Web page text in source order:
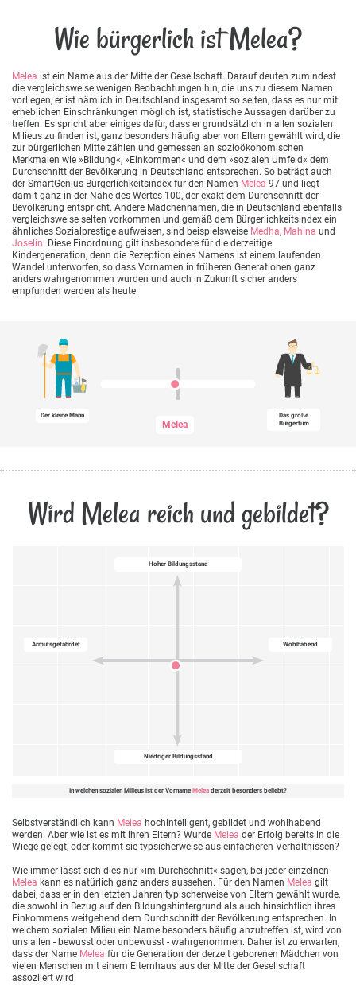
Wie bürgerlich ist Melea?
Melea ist ein Name aus der Mitte der Gesellschaft. Darauf deuten zumindest
die vergleichsweise wenigen Beobachtungen hin, die uns zu diesem Namen
vorliegen, er ist nämlich in Deutschland insgesamt so selten, dass es nur mit
erheblichen Einschränkungen möglich ist, statistische Aussagen darüber zu
treffen. Es spricht aber einiges dafür, dass er grundsätzlich in allen sozialen
Milieus zu finden ist, ganz besonders häufig aber von Eltern gewählt wird, die
zur bürgerlichen Mitte zählen und gemessen an sozioökonomischen
Merkmalen wie »Bildung«, »Einkommen« und dem »sozialen Umfeld« dem
Durchschnitt der Bevölkerung in Deutschland entsprechen. So beträgt auch
der SmartGenius Bürgerlichkeitsindex für den Namen Melea 97 und liegt
damit ganz in der Nähe des Wertes 100, der exakt dem Durchschnitt der
Bevölkerung entspricht. Andere Mädchennamen, die in Deutschland ebenfalls
vergleichsweise selten vorkommen und gemäß dem Bürgerlichkeitsindex ein
ähnliches Sozialprestige aufweisen, sind beispielsweise Medha, Mahina und
Joselin. Diese Einordnung gilt insbesondere für die derzeitige
Kindergeneration, denn die Rezeption eines Namens ist einem laufenden
Wandel unterworfen, so dass Vornamen in früheren Generationen ganz
anders wahrgenommen wurden und auch in Zukunft sicher anders
empfunden werden als heute.
Der kleine Mann
Melea
Das große
Bürgertum
Wird Melea reich und gebildet?
Hoher Bildungsstand
Wohlhabend
Niedriger Bildungsstand
Armutsgefährdet
In welchen sozialen Milieus ist der Vorname Melea derzeit besonders beliebt?
Selbstverständlich kann Melea hochintelligent, gebildet und wohlhabend
werden. Aber wie ist es mit ihren Eltern? Wurde Melea der Erfolg bereits in die
Wiege gelegt, oder kommt sie typsicherweise aus einfacheren Verhältnissen?
Wie immer lässt sich dies nur »im Durchschnitt« sagen, bei jeder einzelnen
Melea kann es natürlich ganz anders aussehen. Für den Namen Melea gilt
dabei, dass er in den letzten Jahren typischerweise von Eltern gewählt wurde,
die sowohl in Bezug auf den Bildungshintergrund als auch hinsichtlich ihres
Einkommens weitgehend dem Durchschnitt der Bevölkerung entsprechen. In
welchem sozialen Milieu ein Name besonders häufig anzutreffen ist, wird von
uns allen - bewusst oder unbewusst - wahrgenommen. Daher ist zu erwarten,
dass der Name Melea für die Generation der derzeit geborenen Mädchen von
vielen Menschen mit einem Elternhaus aus der Mitte der Gesellschaft
assoziiert wird.